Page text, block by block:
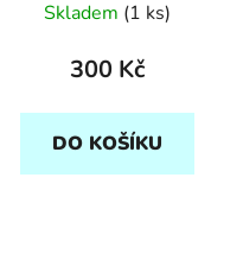
Skladem (1 ks)
300 Kč
DO KOŠÍKU